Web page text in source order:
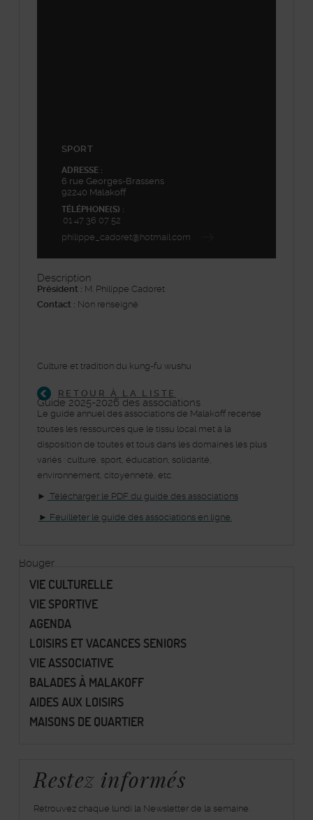
SPORT
ADRESSE :
6 rue Georges-Brassens
92240 Malakoff
TÉLÉPHONE(S) :
01 47 36 07 52
philippe_cadoret@hotmail.com
Description
Président : M. Philippe Cadoret
Contact : Non renseigné
Culture et tradition du kung-fu wushu
RETOUR À LA LISTE
Guide 2025-2026 des associations
Le guide annuel des associations de Malakoff recense
toutes les ressources que le tissu local met à la
disposition de toutes et tous dans les domaines les plus
variés : culture, sport, éducation, solidarité,
environnement, citoyenneté, etc.
► Télécharger le PDF du guide des associations
► Feuilleter le guide des associations en ligne.
Bouger
VIE CULTURELLE
VIE SPORTIVE
AGENDA
LOISIRS ET VACANCES SENIORS
VIE ASSOCIATIVE
BALADES À MALAKOFF
AIDES AUX LOISIRS
MAISONS DE QUARTIER
Restez informés
Retrouvez chaque lundi la Newsletter de la semaine.